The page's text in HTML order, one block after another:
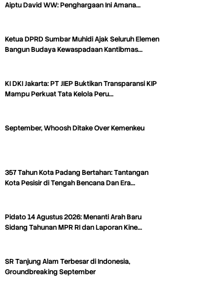
Aiptu David WW: Penghargaan Ini Amana…
Ketua DPRD Sumbar Muhidi Ajak Seluruh Elemen
Bangun Budaya Kewaspadaan Kantibmas…
KI DKI Jakarta: PT JIEP Buktikan Transparansi KIP
Mampu Perkuat Tata Kelola Peru…
September, Whoosh Ditake Over Kemenkeu
357 Tahun Kota Padang Bertahan: Tantangan
Kota Pesisir di Tengah Bencana Dan Era…
Pidato 14 Agustus 2026: Menanti Arah Baru
Sidang Tahunan MPR RI dan Laporan Kine…
SR Tanjung Alam Terbesar di Indonesia,
Groundbreaking September